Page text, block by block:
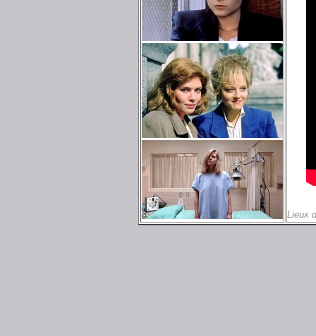
Lieux